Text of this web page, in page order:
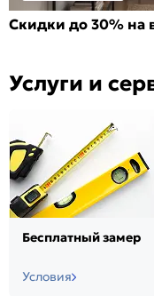
Скидки до 30% на
Услуги и
Бесплатный замер
Условия